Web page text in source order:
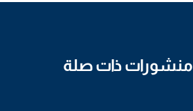
منشورات ذات صلة